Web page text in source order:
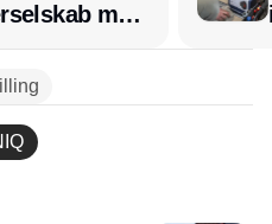
med